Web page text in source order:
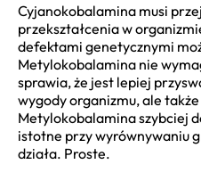
Cyjanokobalamina musi
przekształcenia w
defektami genetycznymi
Metylokobalamina nie
sprawia, że jest lepiej
wygody organizmu, ale
Metylokobalamina szybciej
istotne przy wyrównywaniu
działa. Proste.